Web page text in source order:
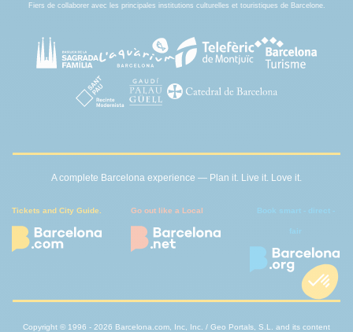
Fiers de collaborer avec les principales institutions culturelles et touristiques de Barcelone.
A complete Barcelona experience — Plan it. Live it. Love it.
Tickets and City Guide. Go out like a Local Book smart - direct -
fair
Copyright © 1996 - 2026 Barcelona.com, Inc, Inc. / Geo Portals, S.L. and its content